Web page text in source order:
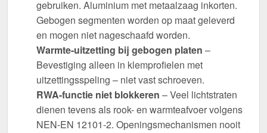
gebruiken. Aluminium met metaalzaag inkorten.
Gebogen segmenten worden op maat geleverd
en mogen niet nageschaafd worden.
Warmte-uitzetting bij gebogen platen –
Bevestiging alleen in klemprofielen met
uitzettingsspeling – niet vast schroeven.
RWA-functie niet blokkeren – Veel lichtstraten
dienen tevens als rook- en warmteafvoer volgens
NEN-EN 12101-2. Openingsmechanismen nooit